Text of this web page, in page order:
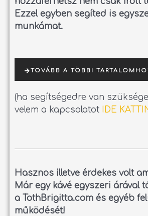
Ezzel egyben segíted is
munkámat.
TOVÁBB A TÖBBI
(ha segítségedre van
velem a kapcsolatot
IDE
Hasznos illetve érdekes volt
Már egy kávé egyszeri árával
a TothBrigitta.com és egyéb
működését!